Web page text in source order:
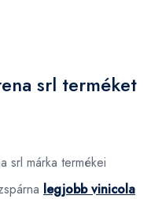
srl terméket
srl márka termékei
legjobb vinicola